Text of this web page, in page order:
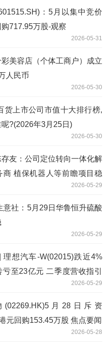
：5月以集中竞价
717.95万股-观察
2026-05-31
美容店（个体工商户）成立
人民币
2026-05-30
货上市公司市值十大排行榜,
?(2026年3月25日)
2026-05-30
友：公司定位转向一体化解
商 植保机器人等前瞻项目稳
2026-05-29
意社：5月29日华鲁恒升硫酸
2026-05-29
理想汽车-W(02015)跌近4%
至23亿元 二季度营收指引
2026-05-29
月28日斥资
元回购153.45万股 焦点要闻
2026-05-28